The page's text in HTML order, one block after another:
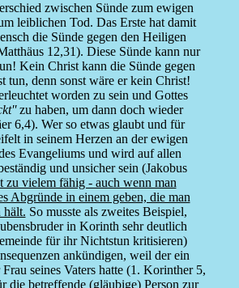
zwischen Sünde zum ewigen
leiblichen Tod. Das Erste hat damit
die Sünde gegen den Heiligen
12,31). Diese Sünde kann nur
Kein Christ kann die Sünde gegen
tun, denn sonst wäre er kein Christ!
worden zu sein und Gottes
zu haben, um dann doch wieder
6,4). Wer so etwas glaubt und für
in seinem Herzen an der ewigen
Evangeliums und wird auf allen
und unsicher sein (Jakobus
zu vielem fähig - auch wenn man
Abgründe in einem geben, die man
hält. So musste als zweites Beispiel,
in Korinth sehr deutlich
für ihr Nichtstun kritisieren)
ankündigen, weil der ein
seines Vaters hatte (1. Korinther 5,
die betreffende (gläubige) Person zur